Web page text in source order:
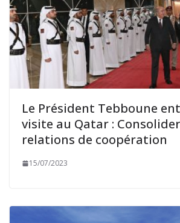
Le Président Tebboune
visite au Qatar :
relations de coopération
15/07/2023